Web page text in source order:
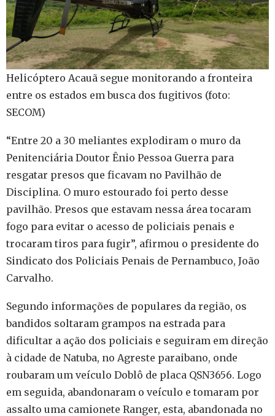
Helicóptero Acauã segue monitorando a fronteira
entre os estados em busca dos fugitivos (foto:
SECOM)
“Entre 20 a 30 meliantes explodiram o muro da
Penitenciária Doutor Ênio Pessoa Guerra para
resgatar presos que ficavam no Pavilhão de
Disciplina. O muro estourado foi perto desse
pavilhão. Presos que estavam nessa área tocaram
fogo para evitar o acesso de policiais penais e
trocaram tiros para fugir”, afirmou o presidente do
Sindicato dos Policiais Penais de Pernambuco, João
Carvalho.
Segundo informações de populares da região, os
bandidos soltaram grampos na estrada para
dificultar a ação dos policiais e seguiram em direção
à cidade de Natuba, no Agreste paraibano, onde
roubaram um veículo Doblô de placa QSN3656. Logo
em seguida, abandonaram o veículo e tomaram por
assalto uma camionete Ranger, esta, abandonada no